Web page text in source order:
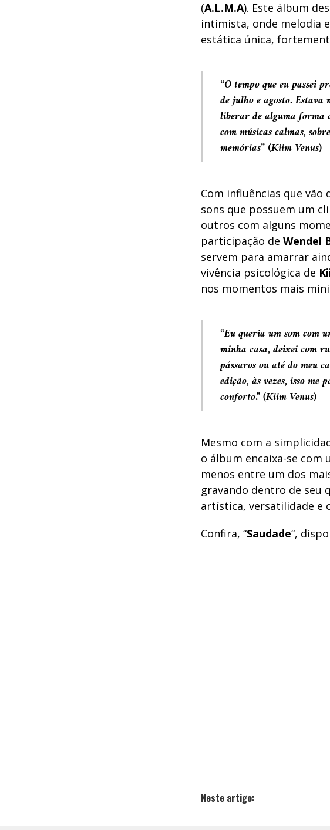
(A.L.M.A). Este álbum
intimista, onde melodia
estática única,
“O tempo que eu passei
de julho e agosto.
liberar de alguma forma
com músicas calmas,
memórias” (Kiim Venus)
Com influências que vão
sons que possuem um
outros com alguns
participação de Wendel
servem para amarrar
vivência psicológica de
nos momentos mais
“Eu queria um som com
minha casa, deixei com
pássaros ou até do meu
edição, às vezes, isso me
conforto.” (Kiim Venus)
Mesmo com a
o álbum encaixa-se com
menos entre um dos
gravando dentro de seu
artística, versatilidade e
Confira, “Saudade“,
Neste artigo: